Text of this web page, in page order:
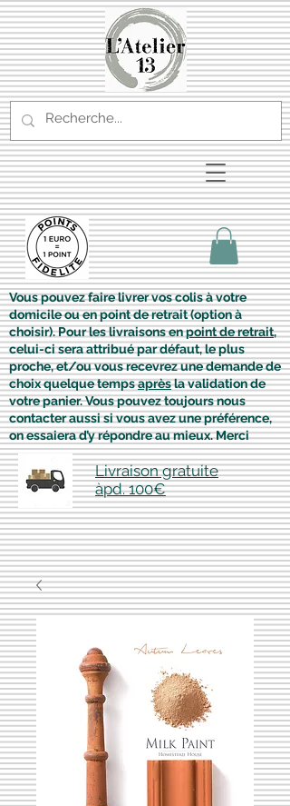
Vous pouvez faire livrer vos colis à votre
domicile ou en point de retrait (option à
choisir). Pour les livraisons enpoint de retrait,
celui-ci sera attribué par défaut, le plus
proche, et/ou vous recevrez une demande de
choix quelque tempsaprèsla validation de
votre panier. Vous pouvez toujours nous
contacter aussi si vous avez une préférence,
on essaiera d’y répondre au mieux. Merci
Livraison gratuite
àpd. 100€